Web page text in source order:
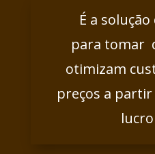
É a
para tomar
otimizam
preços a